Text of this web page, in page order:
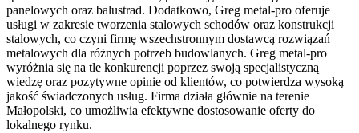
panelowych oraz balustrad. Dodatkowo, Greg metal-pro oferuje
usługi w zakresie tworzenia stalowych schodów oraz konstrukcji
stalowych, co czyni firmę wszechstronnym dostawcą rozwiązań
metalowych dla różnych potrzeb budowlanych. Greg metal-pro
wyróżnia się na tle konkurencji poprzez swoją specjalistyczną
wiedzę oraz pozytywne opinie od klientów, co potwierdza wysoką
jakość świadczonych usług. Firma działa głównie na terenie
Małopolski, co umożliwia efektywne dostosowanie oferty do
lokalnego rynku.